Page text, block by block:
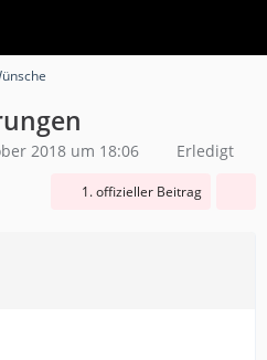
2018 um 18:06 Erledigt
1. offizieller Beitrag